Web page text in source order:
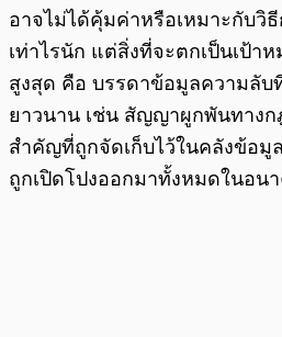
อาจไม่ได้คุ้มค่าหรือเหมาะกับวิ
เท่าไรนัก แต่สิ่งที่จะตกเป็นเป้า
สูงสุด คือ บรรดาข้อมูลความลับ
ยาวนาน เช่น สัญญาผูกพันทาง
สำคัญที่ถูกจัดเก็บไว้ในคลังข้อมู
ถูกเปิดโปงออกมาทั้งหมดในอน